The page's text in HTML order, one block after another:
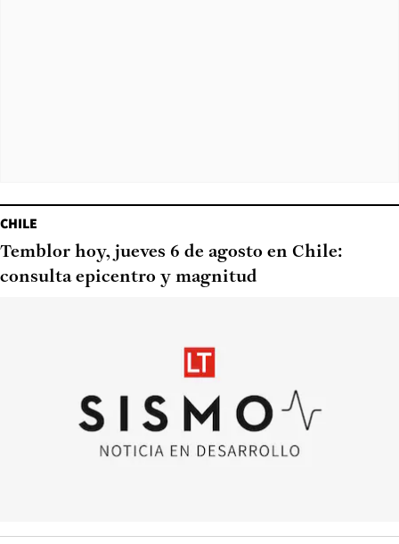
CHILE
Temblor hoy, jueves 6 de agosto en Chile:
consulta epicentro y magnitud